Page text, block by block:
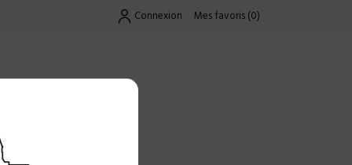
Connexion Mes favoris(0)